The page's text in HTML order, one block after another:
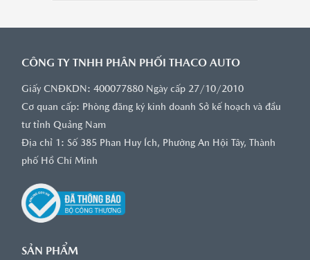
CÔNG TY TNHH PHÂN PHỐI THACO AUTO
Giấy CNĐKDN: 400077880 Ngày cấp 27/10/2010
Cơ quan cấp: Phòng đăng ký kinh doanh Sở kế hoạch và đầu
tư tỉnh Quảng Nam
Địa chỉ 1: Số 385 Phan Huy Ích, Phường An Hội Tây, Thành
phố Hồ Chí Minh
SẢN PHẨM